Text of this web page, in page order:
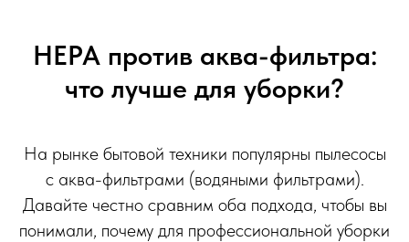
HEPA против аква-фильтра:
что лучше для уборки?
На рынке бытовой техники популярны пылесосы
с аква-фильтрами (водяными фильтрами).
Давайте честно сравним оба подхода, чтобы вы
понимали, почему для профессиональной уборки